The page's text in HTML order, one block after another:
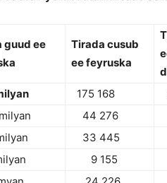
guud ee
Tirada cusub
ee feyruska
175 168
44 276
33 445
9 155